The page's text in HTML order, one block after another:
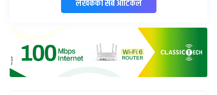
लेखकको सबै आर्टिकल